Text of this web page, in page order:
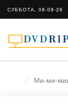
СУББОТА, 08-08-26
Ми-ми-